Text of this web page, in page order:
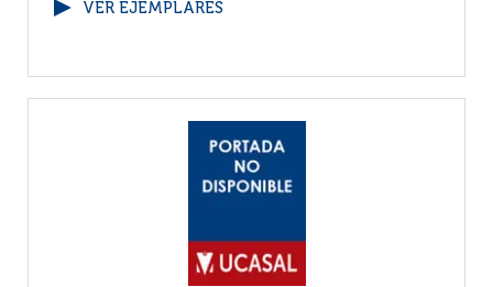
VER EJEMPLARES